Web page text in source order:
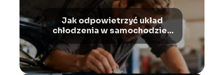
Jak odpowietrzyć układ
chłodzenia w samochodzie?
Poradnik krok po kroku